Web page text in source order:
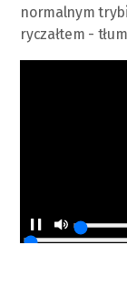
normalnym
ryczałtem -